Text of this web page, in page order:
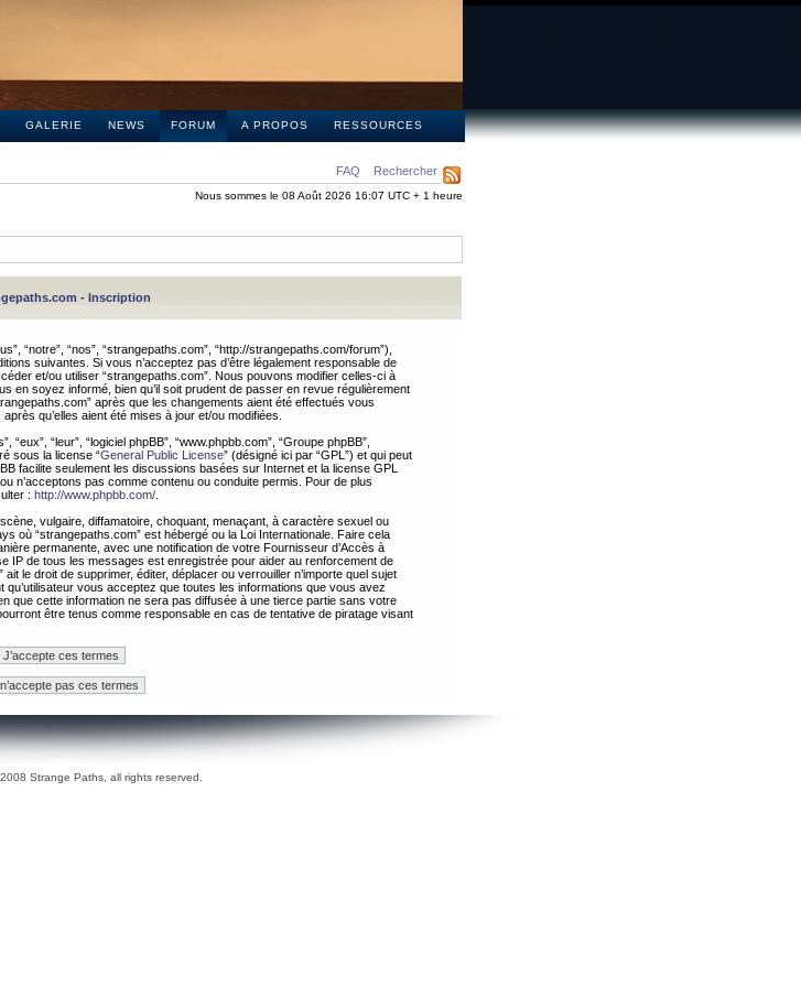
GALERIE NEWS FORUM A PROPOS RESSOURCES
FAQ Rechercher
Nous sommes le 08 Août 2026 16:07 UTC + 1 heure
- Inscription
“notre”, “nos”, “strangepaths.com”, “http://strangepaths.com/forum”),
suivantes. Si vous n’acceptez pas d’être légalement responsable de
et/ou utiliser “strangepaths.com”. Nous pouvons modifier celles-ci à
en soyez informé, bien qu’il soit prudent de passer en revue régulièrement
après que les changements aient été effectués vous
qu’elles aient été mises à jour et/ou modifiées.
“leur”, “logiciel phpBB”, “www.phpbb.com”, “Groupe phpBB”,
sous la license “General Public License” (désigné ici par “GPL”) et qui peut
facilite seulement les discussions basées sur Internet et la license GPL
n’acceptons pas comme contenu ou conduite permis. Pour de plus
: http://www.phpbb.com/
vulgaire, diffamatoire, choquant, menaçant, à caractère sexuel ou
où “strangepaths.com” est hébergé ou la Loi Internationale. Faire cela
permanente, avec une notification de votre Fournisseur d’Accès à
IP de tous les messages est enregistrée pour aider au renforcement de
le droit de supprimer, éditer, déplacer ou verrouiller n’importe quel sujet
vous acceptez que toutes les informations que vous avez
que cette information ne sera pas diffusée à une tierce partie sans votre
être tenus comme responsable en cas de tentative de piratage visant
Strange Paths, all rights reserved.